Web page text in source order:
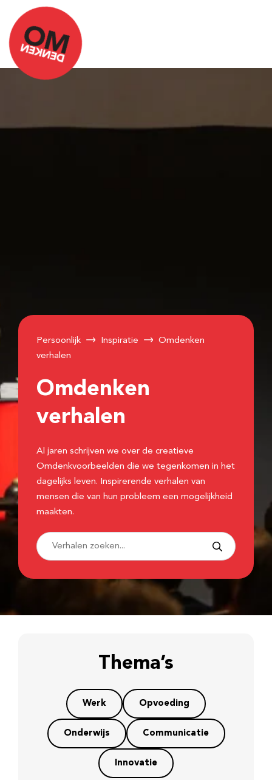
Persoonlijk Inspiratie
Omdenken
verhalen
Omdenken
verhalen
Al jaren schrijven we over de creatieve
Omdenkvoorbeelden die we tegenkomen in het
dagelijks leven. Inspirerende verhalen van
mensen die van hun probleem een mogelijkheid
maakten.
Thema’s
Werk Opvoeding
Onderwijs Communicatie
Innovatie